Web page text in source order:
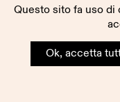
Questo sito fa uso
Ok, accetta